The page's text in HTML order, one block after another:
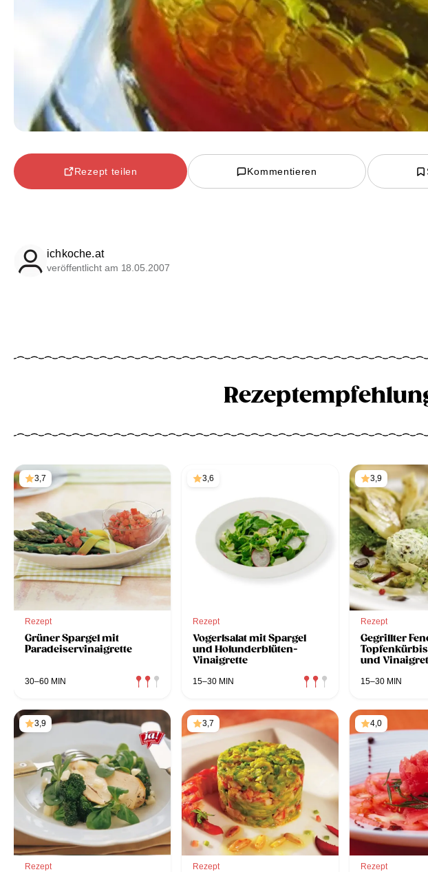
Rezept teilen Kommentieren
ichkoche.at
veröffentlicht am 18.05.2007
3,7
Rezept
Grüner Spargel mit
Paradeiservinaigrette
30–60 MIN
3,6
Rezept
Vogerlsalat mit Spargel
und Holunderblüten-
Vinaigrette
15–30 MIN
3,9
Rezept
Gegrillter
und
15–30 MIN
3,9
Rezept
3,7
Rezept
4,0
Rezept